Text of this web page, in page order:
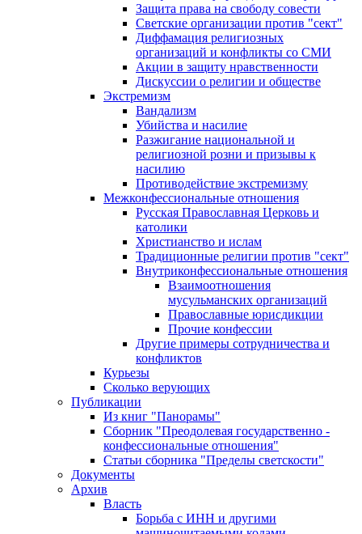
Защита права на свободу совести
Светские организации против "сект"
Диффамация религиозных
организаций и конфликты со СМИ
Акции в защиту нравственности
Дискуссии о религии и обществе
Экстремизм
Вандализм
Убийства и насилие
Разжигание национальной и
религиозной розни и призывы к
насилию
Противодействие экстремизму
Межконфессиональные отношения
Русская Православная Церковь и
католики
Христианство и ислам
Традиционные религии против "сект"
Внутриконфессиональные отношения
Взаимоотношения
мусульманских организаций
Православные юрисдикции
Прочие конфессии
Другие примеры сотрудничества и
конфликтов
Курьезы
Сколько верующих
Публикации
Из книг "Панорамы"
Сборник "Преодолевая государственно -
конфессиональные отношения"
Статьи сборника "Пределы светскости"
Документы
Архив
Власть
Борьба с ИНН и другими